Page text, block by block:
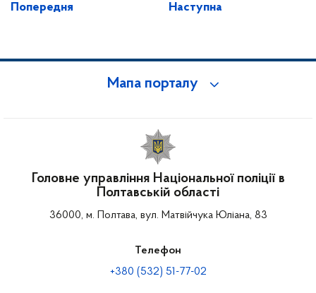
Попередня Наступна
Мапа порталу
Головне управління Національної поліції в
Полтавській області
36000, м. Полтава, вул. Матвійчука Юліана, 83
Телефон
+380 (532) 51-77-02